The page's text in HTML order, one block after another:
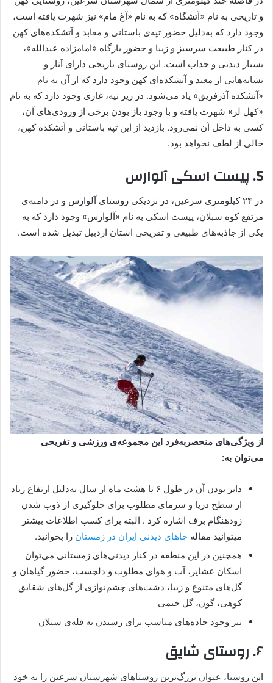
و تاریخی به نام «آتشگاه» که به نام «آغ مام» نیز شهرت یافته است،
وجود دارد که به‌دلیل حضور تپه‌ی باستانی و معابد و آتشکده‌های کهن
در کنار طبیعت سرسبز و زیبا و حضور بارگاه «امامزاده عبدالله»،
بسیار دیدنی و جذاب است. این روستای تاریخی دارای آثار و
نشانه‌هایی از معبد و آتشکده‌ای کهن وجود دارد که از آن به نام
«آتشکده‌ آذرفریق» یاد می‌شود. در زیر تپه، غاری وجود دارد که به نام
«کهل لر» شهرت یافته و با وجود باز بودن برخی از ورودی‌های آن،
کسی به داخل آن نمی‌رود. بازدید از این تپه‌ باستانی و آتشکده‌ کهن،
خالی از لطف نخواهد بود.
5. پیست اسکی آلوارس
در ۲۴ کیلومتری سرعین، در نزدیکی روستای آلوارس و در دامنه‌ی
مرتفع کوه سبلان، پیست اسکی به نام «آلوارس» وجود دارد که به
یکی از جاذبه‌های طبیعی و تفریحی استان اردبیل تبدیل شده است.
از ویژگی‌های منحصر‌به‌فرد این مجموعه‌ی ورزشی و تفریحی
می‌توان به:
دایر بودن آن در طول ۶ تا هشت ماه از سال به‌دلیل ارتفاع زیاد
از سطح دریا و سرمای مطلوب برای جلوگیری از ذوب شدن
زودهنگام برف اشاره کرد . البته برای کسب اطلاعات بیشتر
میتوانید مقاله جاهای دیدنی ایران در زمستان را بخوانید.
همچنین در این منطقه در کنار دیدنی‌های زمستانی می‌توان
اسکان عشایر، آب و هوای مطلوب و دلچسب، حضور گیاهان و
گل‌‌های متنوع و زیبا، دشت‌های چشم‌نوازی از گل‌های شقایق
کوهی، گون، گل ختمی
نیز وجود جاده‌های مناسب برای رسیدن به قله‌ی سبلان
۶. روستای شایق
این روستا، عنوان بزرگ‌ترین روستاهای شهرستان سرعین را به خود